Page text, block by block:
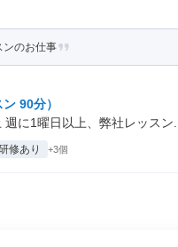
のお仕事
90分）
に1曜日以上、弊社レッスン...
修あり +3個